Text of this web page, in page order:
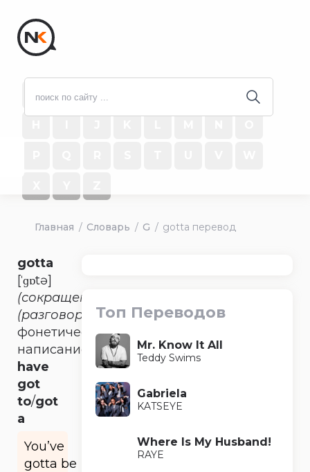
# A B G
Главная Словарь G gotta перевод
gotta
[ˈɡɒtə]
(сокращение)
(разговорное)
фонетическое
написание
have
got
to/got
a
You’ve
gotta be
Топ Переводов
Mr. Know It All
Teddy Swims
Gabriela
KATSEYE
Where Is My Husband!
RAYE